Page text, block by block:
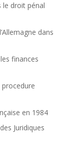
le droit pénal
dans
finances
procedure
en 1984
Juridiques